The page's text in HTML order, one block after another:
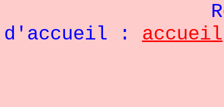
d'accueil : accueil